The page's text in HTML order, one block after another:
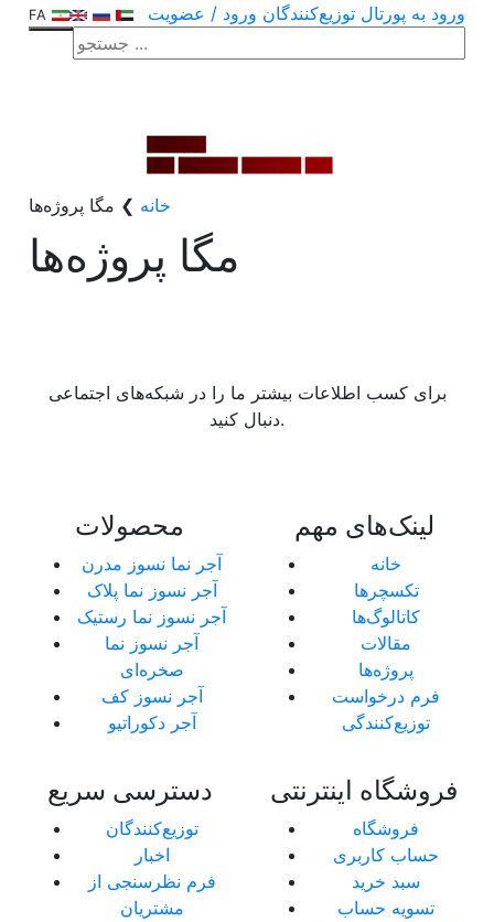
ورود به پورتال توزیع‌کنندگان ورود / عضویت FA
خانه ❯ مگا پروژه‌ها
مگا پروژه‌ها
محصولات
آجر نما نسوز مدرن
آجر نسوز نما پلاک
آجر نسوز نما رستیک
آجر نسوز نما
صخره‌ای
آجر نسوز کف
آجر دکوراتیو
لینک‌های مهم
خانه
تکسچرها
کاتالوگ‌ها
مقالات
پروژه‌ها
فرم درخواست
توزیع‌کنندگی
برای کسب اطلاعات بیشتر ما را در شبکه‌های اجتماعی
دنبال کنید.
دسترسی سریع
توزیع‌کنندگان
اخبار
فرم نظرسنجی از
مشتریان
فروشگاه اینترنتی
فروشگاه
حساب کاربری
سبد خرید
تسویه حساب